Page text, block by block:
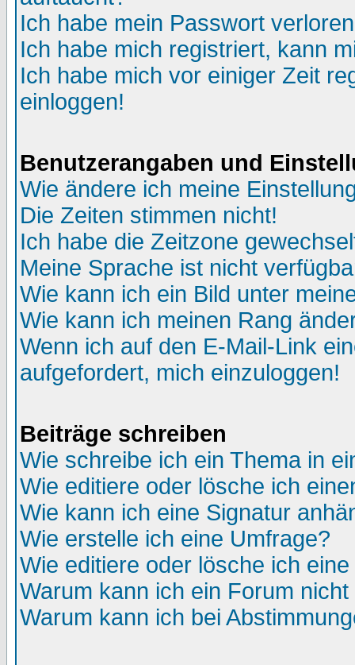
Ich habe mein Passwort
Ich habe mich registriert, kann
Ich habe mich vor einiger Zeit
einloggen!
Benutzerangaben und
Wie ändere ich meine
Die Zeiten stimmen nicht!
Ich habe die Zeitzone
Meine Sprache ist nicht
Wie kann ich ein Bild unter
Wie kann ich meinen Rang
Wenn ich auf den E-Mail-Link
aufgefordert, mich einzuloggen!
Beiträge schreiben
Wie schreibe ich ein Thema in
Wie editiere oder lösche ich
Wie kann ich eine Signatur
Wie erstelle ich eine Umfrage?
Wie editiere oder lösche ich
Warum kann ich ein Forum
Warum kann ich bei